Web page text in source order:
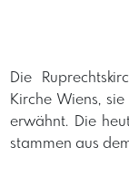
Die
Kirche Wiens,
erwähnt. Die
stammen aus